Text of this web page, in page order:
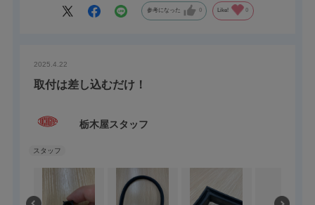
与されておりません。しかし、実際には空洞構造のガスケットを
30〜50％程度圧縮 して防水用途に使用される事例がございま
め、30〜50％の圧縮率を推奨しています。
なお、最適な圧縮方法や使用条件はご使用環境により大きく異な
った上でご使用ください。
参考になった 0 Like! 0
2025.4.22
取付は差し込むだけ！
栃木屋スタッフ